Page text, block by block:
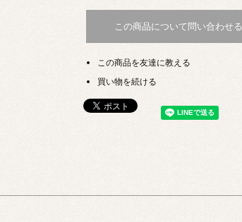
この商品について問い合わせる
この商品を友達に教える
買い物を続ける